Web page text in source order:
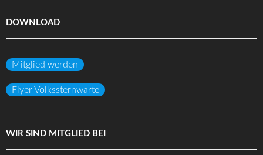
DOWNLOAD
Mitglied werden
Flyer Volkssternwarte
WIR SIND MITGLIED BEI